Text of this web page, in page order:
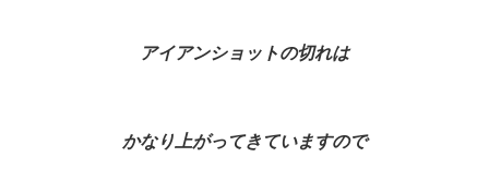
アイアンショットの切れは
かなり上がってきていますので